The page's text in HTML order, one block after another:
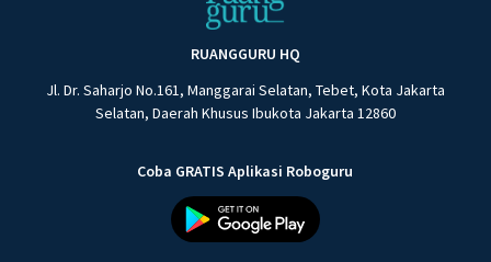
RUANGGURU HQ
Jl. Dr. Saharjo No.161, Manggarai Selatan, Tebet, Kota Jakarta
Selatan, Daerah Khusus Ibukota Jakarta 12860
Coba GRATIS Aplikasi Roboguru